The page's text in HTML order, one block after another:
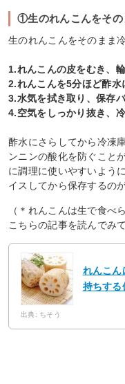
①生のれんこんをその
生のれんこんをそのまま
1.れんこんの皮をむき、
2.れんこんを5分ほど酢水
3.水気を拭き取り、保存
4.空気をしっかり抜き、
酢水にさらしてから冷凍
ンニンの酸化を防ぐこと
に調理に使いやすいよう
イスしてから保存するの
（＊れんこんは生で食べ
こちらの記事を読んでみ
れんこん
持ちする
出典: ちそう